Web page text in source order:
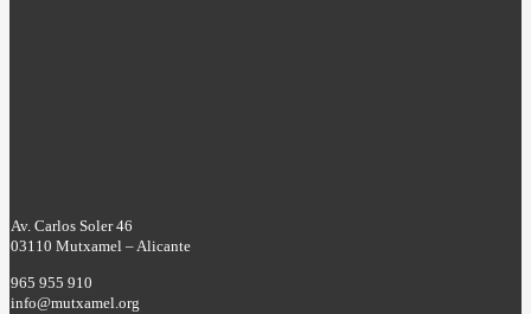
Av. Carlos Soler 46
03110 Mutxamel – Alicante
965 955 910
info@mutxamel.org